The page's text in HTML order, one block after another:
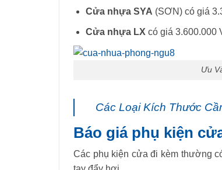
Cửa nhựa SYA (SƠN) có giá
Cửa nhựa LX có giá 3.600.000
Ưu
Các Loại Kích Thước
Báo giá phụ kiện
Các phụ kiện cửa đi kèm thường